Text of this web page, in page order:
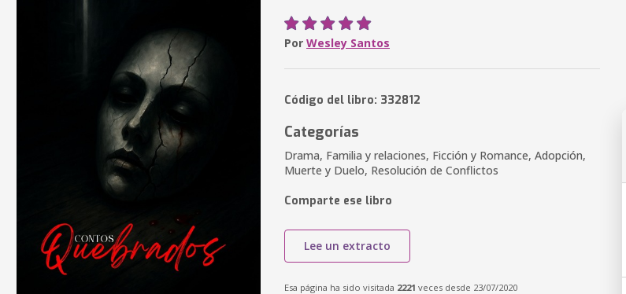
Por Wesley Santos
Código del libro: 332812
Categorías
Drama, Familia y relaciones, Ficción y Romance, Adopción,
Muerte y Duelo, Resolución de Conflictos
Comparte ese libro
Lee un extracto
Esa página ha sido visitada 2221 veces desde 23/07/2020